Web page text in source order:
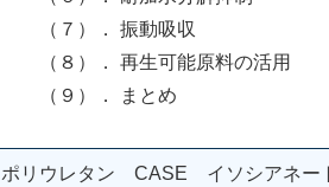
（７）． 振動吸収
（８）． 再生可能原料の活用
（９）． まとめ
ポリウレタン CASE イソシアネ